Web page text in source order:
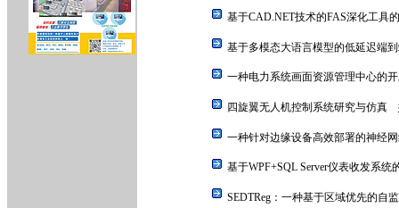
基于CAD.NET技术的FAS深化工
基于多模态大语言模型的低延迟端
一种电力系统画面资源管理中心的
四旋翼无人机控制系统研究与仿真
一种针对边缘设备高效部署的神经
基于WPF+SQL Server仪表收发系
SEDTReg：一种基于区域优先的